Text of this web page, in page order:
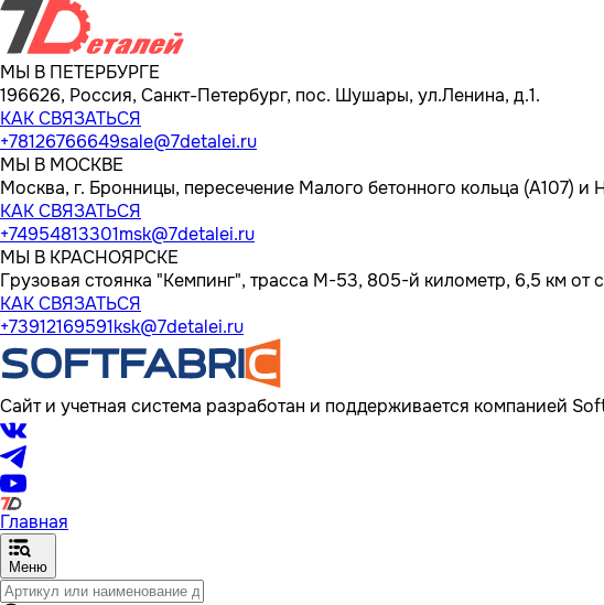
МЫ В ПЕТЕРБУРГЕ
196626, Россия, Санкт-Петербург, пос. Шушары, ул.Ленина, д.1.
КАК СВЯЗАТЬСЯ
+78126766649sale@7detalei.ru
МЫ В МОСКВЕ
Москва, г. Бронницы, пересечение Малого бетонного кольца (А107)
КАК СВЯЗАТЬСЯ
+74954813301msk@7detalei.ru
МЫ В КРАСНОЯРСКЕ
Грузовая стоянка "Кемпинг", трасса M-53, 805-й километр, 6,5 км от
КАК СВЯЗАТЬСЯ
+73912169591ksk@7detalei.ru
Сайт и учетная система разработан и поддерживается компанией
Главная
Меню